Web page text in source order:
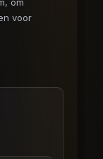
voor